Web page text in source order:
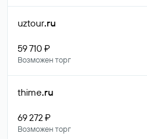
uztour.ru
59 710 ₽
Возможен торг
thime.ru
69 272 ₽
Возможен торг